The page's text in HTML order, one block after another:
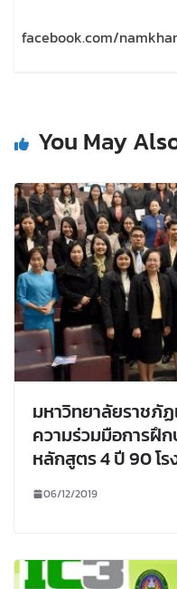
facebook.com/
You May
มหาวิทยาลัยราชภั
ความร่วมมือการฝึ
หลักสูตร 4 ปี 90 โร
06/12/2019